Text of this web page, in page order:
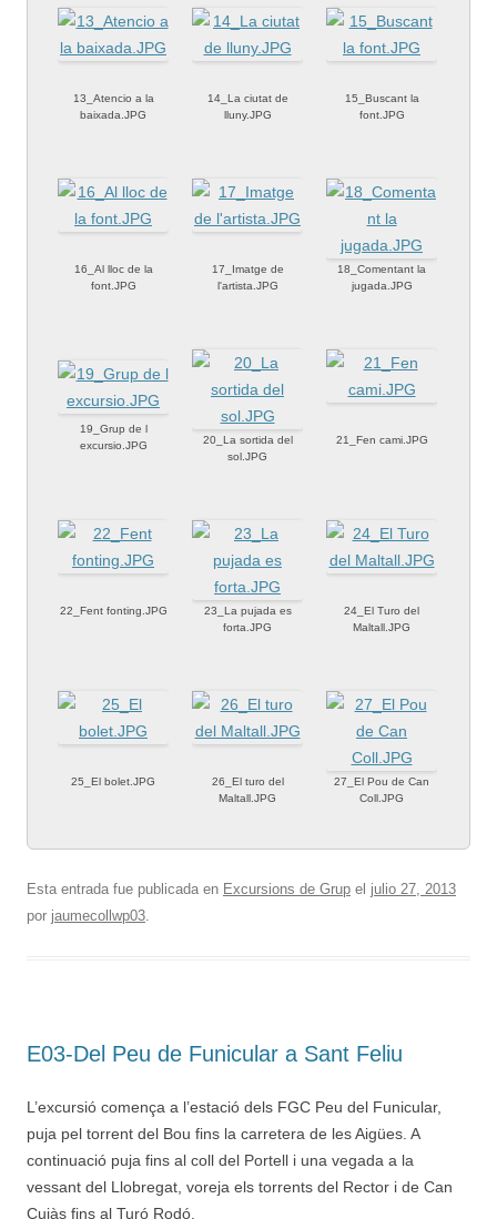
13_Atencio a la
baixada.JPG
14_La ciutat de
lluny.JPG
15_Buscant la
font.JPG
16_Al lloc de la
font.JPG
17_Imatge de
l'artista.JPG
18_Comentant la
jugada.JPG
19_Grup de l
excursio.JPG
20_La sortida del
sol.JPG
21_Fen cami.JPG
22_Fent fonting.JPG
23_La pujada es
forta.JPG
24_El Turo del
Maltall.JPG
25_El bolet.JPG
26_El turo del
Maltall.JPG
27_El Pou de Can
Coll.JPG
Esta entrada fue publicada en Excursions de Grup el julio 27, 2013
por jaumecollwp03.
E03-Del Peu de Funicular a Sant Feliu
L’excursió comença a l’estació dels FGC Peu del Funicular,
puja pel torrent del Bou fins la carretera de les Aigües. A
continuació puja fins al coll del Portell i una vegada a la
vessant del Llobregat, voreja els torrents del Rector i de Can
Cuiàs fins al Turó Rodó.